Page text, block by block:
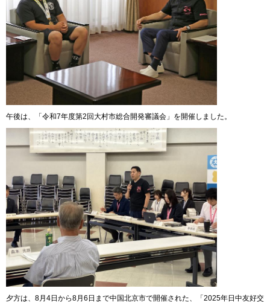
午後は、「令和7年度第2回大村市総合開発審議会」を開催しました。
夕方は、8月4日から8月6日まで中国北京市で開催された、「2025年日中友好交